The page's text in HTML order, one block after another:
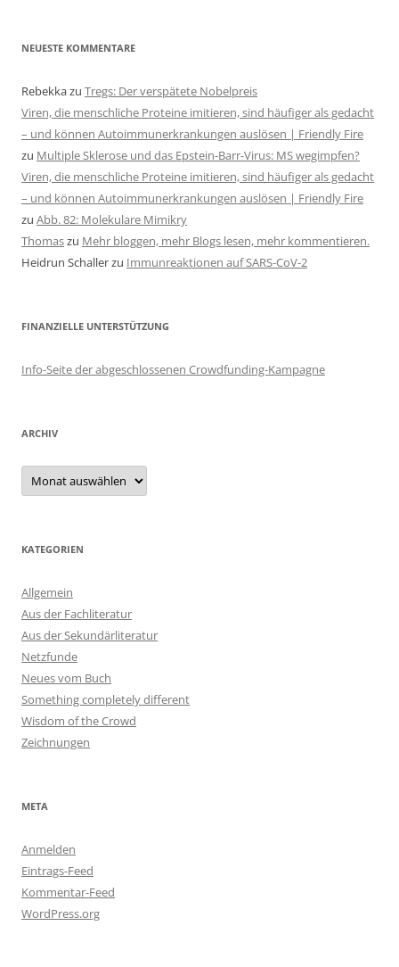
NEUESTE KOMMENTARE
Rebekkazu Tregs: Der verspätete Nobelpreis
Viren, die menschliche Proteine imitieren, sind häufiger als gedacht
– und können Autoimmunerkrankungen auslösen | Friendly Fire
zu Multiple Sklerose und das Epstein-Barr-Virus: MS wegimpfen?
Viren, die menschliche Proteine imitieren, sind häufiger als gedacht
– und können Autoimmunerkrankungen auslösen | Friendly Fire
zu Abb. 82: Molekulare Mimikry
Thomaszu Mehr bloggen, mehr Blogs lesen, mehr kommentieren.
Heidrun Schallerzu Immunreaktionen auf SARS-CoV-2
FINANZIELLE UNTERSTÜTZUNG
Info-Seite der abgeschlossenen Crowdfunding-Kampagne
ARCHIV
Archiv
KATEGORIEN
Allgemein
Aus der Fachliteratur
Aus der Sekundärliteratur
Netzfunde
Neues vom Buch
Something completely different
Wisdom of the Crowd
Zeichnungen
META
Anmelden
Eintrags-Feed
Kommentar-Feed
WordPress.org